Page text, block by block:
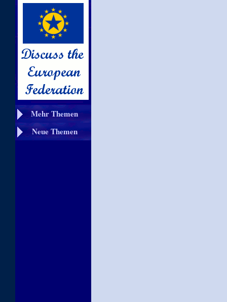
Mehr Themen
Neue Themen